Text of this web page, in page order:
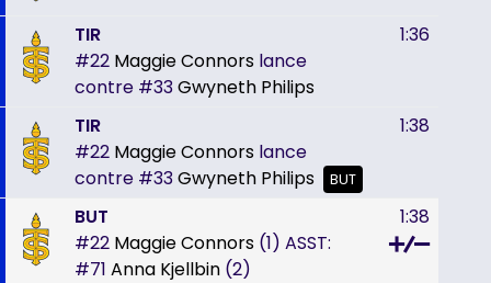
TIR
#22 Maggie Connors lance
contre #33Gwyneth Philips
1:36
TIR
#22 Maggie Connors lance
contre #33Gwyneth Philips BUT
1:38
BUT
#22 Maggie Connors (1) ASST:
#71 Anna Kjellbin (2)
1:38